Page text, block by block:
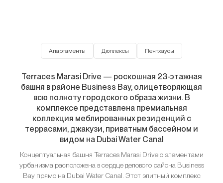
Апартаменты Дюплексы Пентхаусы
Terraces Marasi Drive — роскошная 23-этажная
башня в районе Business Bay, олицетворяющая
всю полноту городского образа жизни. В
комплексе представлена премиальная
коллекция меблированных резиденций с
террасами, джакузи, приватным бассейном и
видом на Dubai Water Canal
Концептуальная башня Terraces Marasi Drive с элементами
урбанизма расположена в сердце делового района Business
Bay прямо на Dubai Water Canal. Этот элитный комплекс